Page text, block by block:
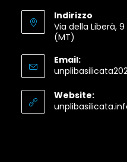
Indirizzo
Via della Liberà,
(MT)
Email:
Website: